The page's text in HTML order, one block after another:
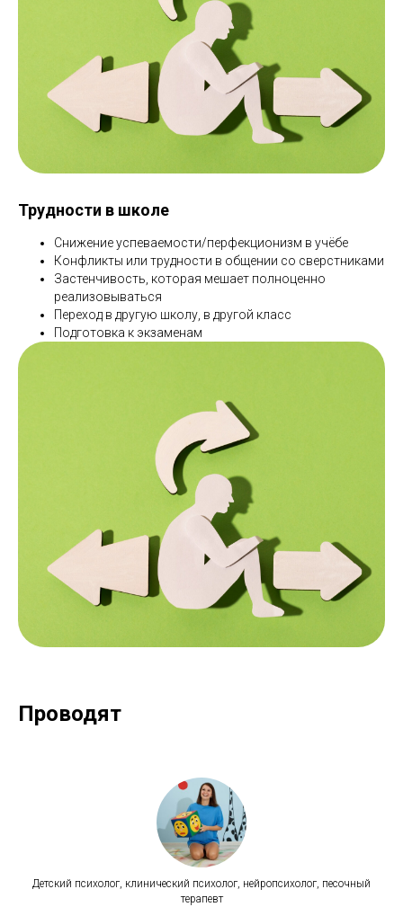
Трудности в школе
Снижение успеваемости/перфекционизм в учёбе
Конфликты или трудности в общении со сверстниками
Застенчивость, которая мешает полноценно
реализовываться
Переход в другую школу, в другой класс
Подготовка к экзаменам
Проводят
Детский психолог, клинический психолог, нейропсихолог, песочный
терапевт